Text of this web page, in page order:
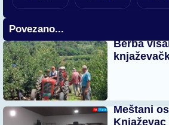
Povezano...
Berba
Meštani